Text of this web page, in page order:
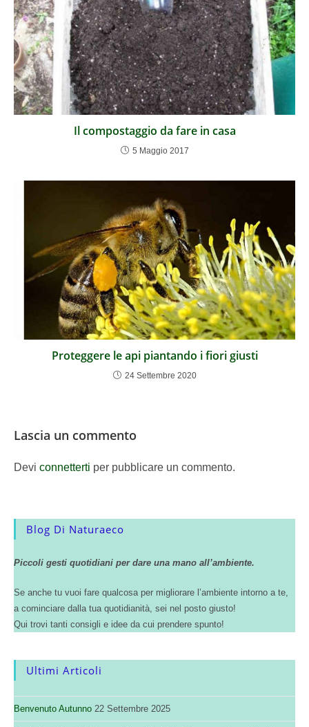
Il compostaggio da fare in casa
5 Maggio 2017
Proteggere le api piantando i fiori giusti
24 Settembre 2020
Lascia un commento
Devi connetterti per pubblicare un commento.
Blog Di Naturaeco
Piccoli gesti quotidiani per dare una mano all’ambiente.
Se anche tu vuoi fare qualcosa per migliorare l’ambiente intorno a te,
a cominciare dalla tua quotidianità, sei nel posto giusto!
Qui trovi tanti consigli e idee da cui prendere spunto!
Ultimi Articoli
Benvenuto Autunno 22 Settembre 2025